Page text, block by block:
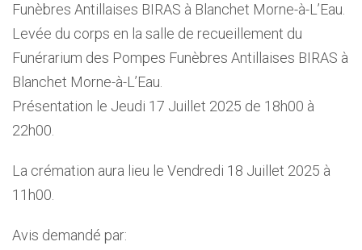
Funèbres Antillaises BIRAS à Blanchet Morne-à-L’Eau.
Levée du corps en la salle de recueillement du
Funérarium des Pompes Funèbres Antillaises BIRAS à
Blanchet Morne-à-L’Eau.
Présentation le Jeudi 17 Juillet 2025 de 18h00 à
22h00.
La crémation aura lieu le Vendredi 18 Juillet 2025 à
11h00.
Avis demandé par: